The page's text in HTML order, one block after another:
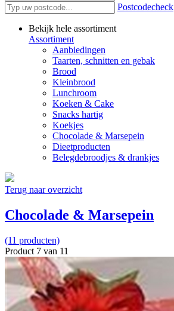
Postcodecheck
Bekijk hele assortiment
Assortiment
Aanbiedingen
Taarten, schnitten en gebak
Brood
Kleinbrood
Lunchroom
Koeken & Cake
Snacks hartig
Koekjes
Chocolade & Marsepein
Dieetproducten
Belegdebroodjes & drankjes
Terug naar overzicht
Chocolade & Marsepein
(11 producten)
Product 7 van 11